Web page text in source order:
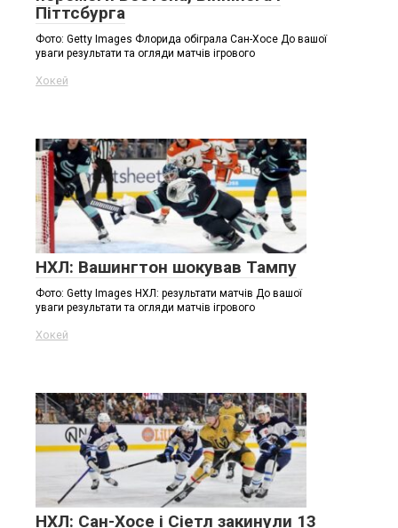
Піттсбурга
Фото: Getty Images Флорида обіграла Сан-Хосе До вашої
уваги результати та огляди матчів ігрового
Хокей
НХЛ: Вашингтон шокував Тампу
Фото: Getty Images НХЛ: результати матчів До вашої
уваги результати та огляди матчів ігрового
Хокей
НХЛ: Сан-Хосе і Сіетл закинули 13